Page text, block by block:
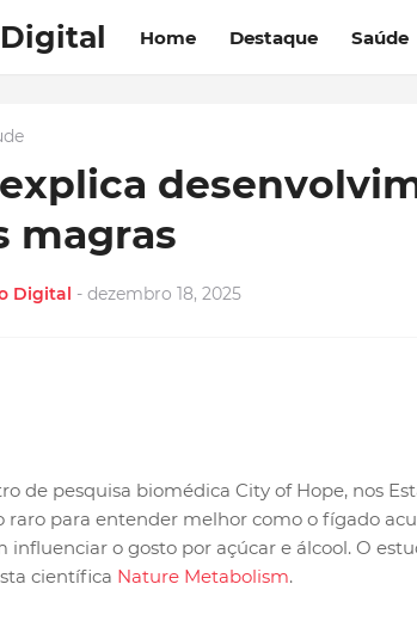
Home Destaque Saúde
magras
Digital - dezembro 18, 2025
de pesquisa biomédica City of Hope, nos
raro para entender melhor como o fígado
influenciar o gosto por açúcar e álcool. O
científica Nature Metabolism.